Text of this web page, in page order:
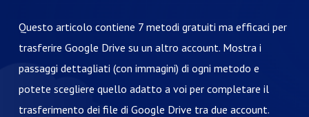
Questo articolo contiene 7 metodi gratuiti ma efficaci per
trasferire Google Drive su un altro account. Mostra i
passaggi dettagliati (con immagini) di ogni metodo e
potete scegliere quello adatto a voi per completare il
trasferimento dei file di Google Drive tra due account.